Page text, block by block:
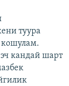
туура
кошулам.
эч кандай шарт